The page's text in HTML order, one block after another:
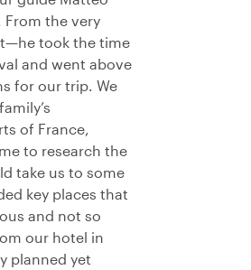
the very
took the time
and went above
for our trip. We
of France,
to research the
take us to some
key places that
and not so
our hotel in
planned yet